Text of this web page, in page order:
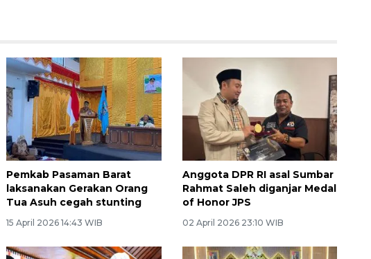
Pemkab Pasaman Barat
laksanakan Gerakan Orang
Tua Asuh cegah stunting
15 April 2026 14:43 WIB
Anggota DPR RI asal Sumbar
Rahmat Saleh diganjar Medal
of Honor JPS
02 April 2026 23:10 WIB